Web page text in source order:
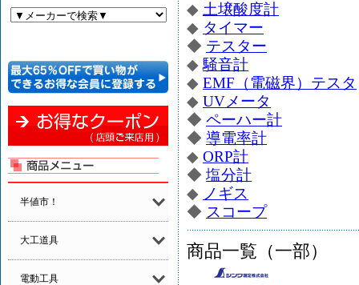
半値市！
大工道具
電動工具
◆ 土壌酸度計
◆ タイマー
◆ テスター
◆ 騒音計
◆ EMF（電磁界）テスタ
◆ UVメータ
◆ ペーハー計
◆ 導電率計
◆ ORP計
◆ 塩分計
◆ ノギス
◆ スコープ
商品一覧（一部）